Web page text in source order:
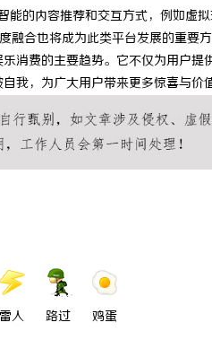
的内容推荐和交互方式，例如虚
融合也将成为此类平台发展的重要方
消费的主要趋势。它不仅为用户提
我，为广大用户带来更多惊喜与价值
雷人 路过 鸡蛋
爱玛黑翼S360电竞版 武汉配眼